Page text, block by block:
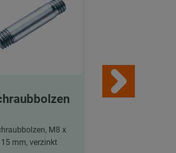
M8 x
15 mm, verzinkt